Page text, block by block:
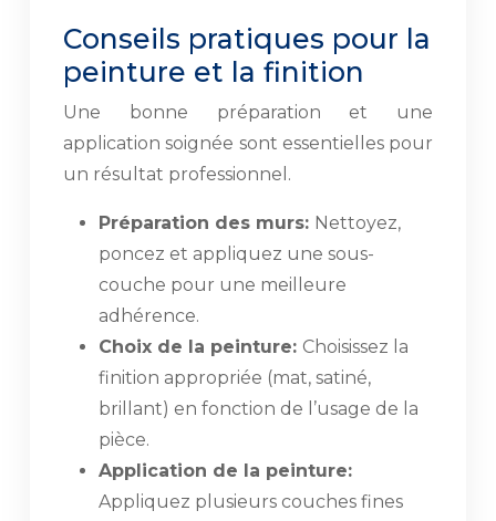
Conseils pratiques pour la
peinture et la finition
Une bonne préparation et une
application soignée sont essentielles pour
un résultat professionnel.
Préparation des murs: Nettoyez,
poncez et appliquez une sous-
couche pour une meilleure
adhérence.
Choix de la peinture: Choisissez la
finition appropriée (mat, satiné,
brillant) en fonction de l’usage de la
pièce.
Application de la peinture:
Appliquez plusieurs couches fines